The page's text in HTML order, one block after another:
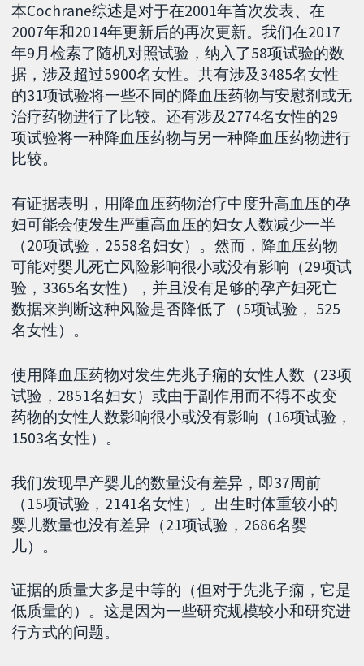
本Cochrane综述是对于在2001年首次发表、在
2007年和2014年更新后的再次更新。我们在2017
年9月检索了随机对照试验，纳入了58项试验的数
据，涉及超过5900名女性。共有涉及3485名女性
的31项试验将一些不同的降血压药物与安慰剂或无
治疗药物进行了比较。还有涉及2774名女性的29
项试验将一种降血压药物与另一种降血压药物进行
比较。
有证据表明，用降血压药物治疗中度升高血压的孕
妇可能会使发生严重高血压的妇女人数减少一半
（20项试验，2558名妇女）。然而，降血压药物
可能对婴儿死亡风险影响很小或没有影响（29项试
验，3365名女性），并且没有足够的孕产妇死亡
数据来判断这种风险是否降低了（5项试验， 525
名女性）。
使用降血压药物对发生先兆子痫的女性人数（23项
试验，2851名妇女）或由于副作用而不得不改变
药物的女性人数影响很小或没有影响（16项试验，
1503名女性）。
我们发现早产婴儿的数量没有差异，即37周前
（15项试验，2141名女性）。出生时体重较小的
婴儿数量也没有差异（21项试验，2686名婴
儿）。
证据的质量大多是中等的（但对于先兆子痫，它是
低质量的）。这是因为一些研究规模较小和研究进
行方式的问题。